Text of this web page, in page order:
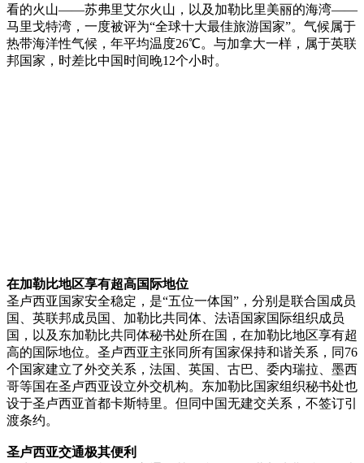
看的火山——苏弗里艾尔火山，以及加勒比里美丽的海湾——
马里戈特湾，一度被评为“全球十大最佳旅游国家”。气候属于
热带海洋性气候，年平均温度26℃。与加拿大一样，属于英联
邦国家，时差比中国时间晚12个小时。
在加勒比地区享有超高国际地位
圣卢西亚国家安全稳定，是“五位一体国”，分别是联合国成员
国、英联邦成员国、加勒比共同体、法语国家国际组织成员
国，以及东加勒比共同体秘书处所在国，在加勒比地区享有超
高的国际地位。圣卢西亚主张同所有国家保持和谐关系，同76
个国家建立了外交关系，法国、英国、古巴、委内瑞拉、墨西
哥等国在圣卢西亚设立外交机构。东加勒比国家组织秘书处也
设于圣卢西亚首都卡斯特里。但同中国无建交关系，不签订引
渡条约。
圣卢西亚交通极其便利